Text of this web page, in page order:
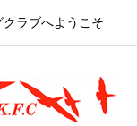
ラブへようこそ